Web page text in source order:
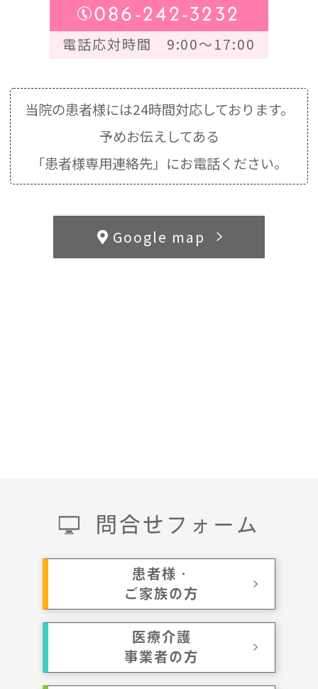
086-242-3232
電話応対時間 9:00～17:00
当院の患者様には24時間対応しております。
予めお伝えしてある
「患者様専用連絡先」にお電話ください。
問合せフォーム
患者様・
ご家族の方
医療介護
事業者の方
Google map